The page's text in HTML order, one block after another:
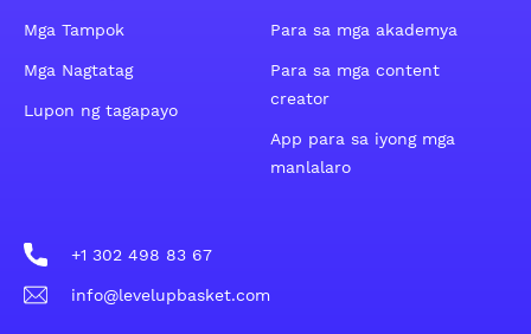
Mga Tampok
Mga Nagtatag
Lupon ng tagapayo
Para sa mga akademya
Para sa mga content
creator
App para sa iyong mga
manlalaro
+1 302 498 83 67
info@levelupbasket.com